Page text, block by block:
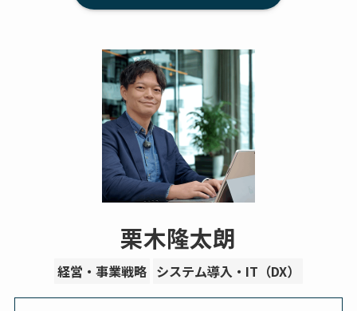
栗木隆太朗
経営・事業戦略 システム導入・IT（DX）